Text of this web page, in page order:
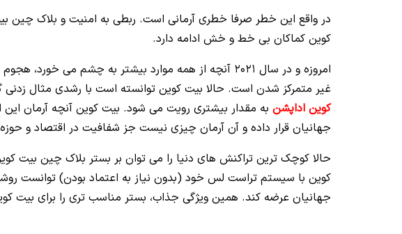
در واقع این خطر صرفا خطری آرمانی است. ربطی به امنیت و بلاک چین
کوین کماکان بی خط و خش ادامه دارد.
امروزه و در سال 2021 آنچه از همه موارد بیشتر به چشم
غیر متمرکز شدن است. حالا بیت کوین توانسته است با رشدی مثال زدنی
کوین اداپشن به مقدار بیشتری رویت می شود. بیت کوین آنچه آرمان
جهانیان قرار داده و آن آرمان چیزی نیست جز شفافیت در اقتصاد و
حالا کوچک ترین تراکنش های دنیا را می توان بر بستر بلاک چین
کوین با سیستم تراست لس خود (بدون نیاز به اعتماد بودن) توانست
جهانیان عرضه کند. همین ویژگی جذاب، بستر مناسب تری را برای بیت